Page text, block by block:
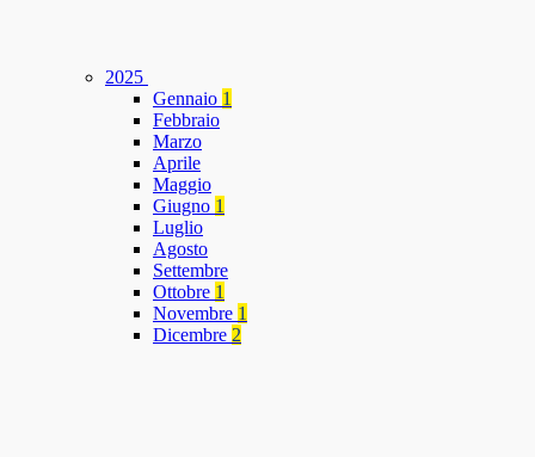
2025
Gennaio 1
Febbraio
Marzo
Aprile
Maggio
Giugno 1
Luglio
Agosto
Settembre
Ottobre 1
Novembre 1
Dicembre 2